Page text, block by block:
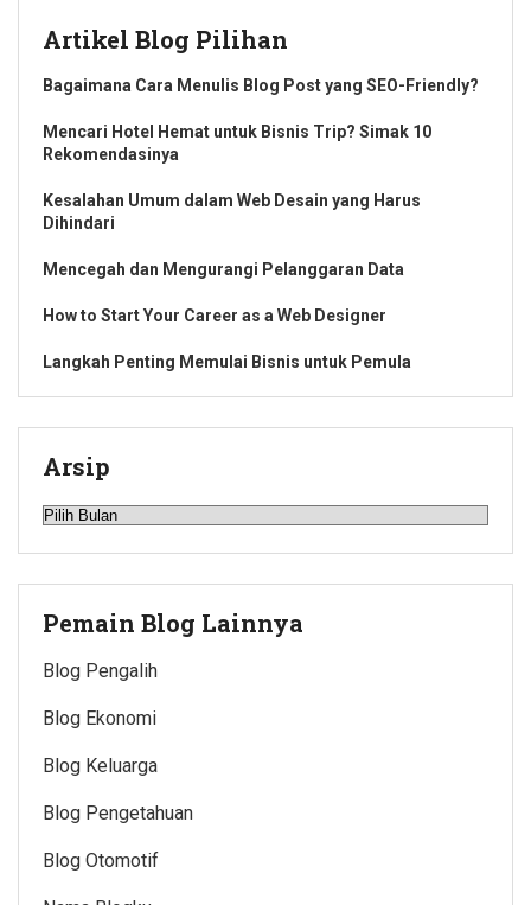
Artikel Blog Pilihan
Bagaimana Cara Menulis Blog Post yang SEO-Friendly?
Mencari Hotel Hemat untuk Bisnis Trip? Simak 10
Rekomendasinya
Kesalahan Umum dalam Web Desain yang Harus
Dihindari
Mencegah dan Mengurangi Pelanggaran Data
How to Start Your Career as a Web Designer
Langkah Penting Memulai Bisnis untuk Pemula
Arsip
Arsip
Pemain Blog Lainnya
Blog Pengalih
Blog Ekonomi
Blog Keluarga
Blog Pengetahuan
Blog Otomotif